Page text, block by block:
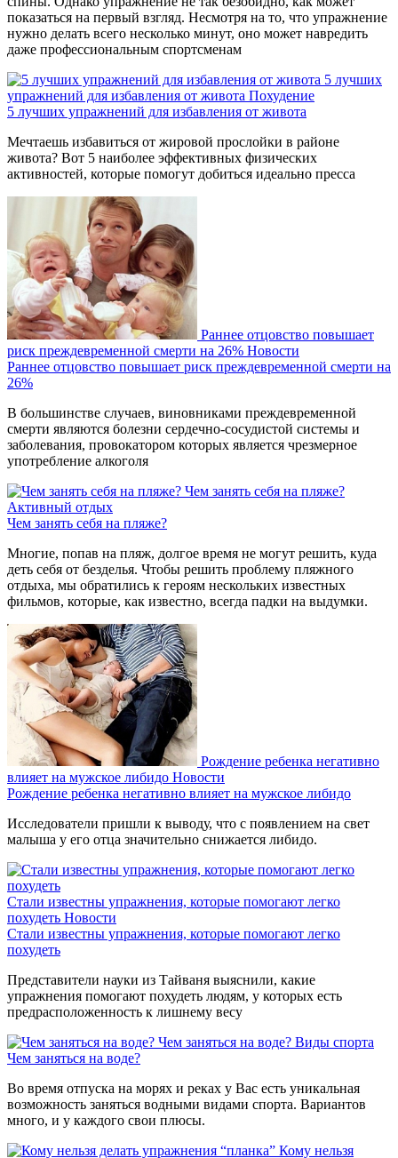
показаться на первый взгляд. Несмотря на то, что упражнение
нужно делать всего несколько минут, оно может навредить
даже профессиональным спортсменам
5 лучших
упражнений для избавления от живота Похудение
5 лучших упражнений для избавления от живота
Мечтаешь избавиться от жировой прослойки в районе
живота? Вот 5 наиболее эффективных физических
активностей, которые помогут добиться идеально пресса
Раннее отцовство повышает
риск преждевременной смерти на 26% Новости
Раннее отцовство повышает риск преждевременной смерти на
26%
В большинстве случаев, виновниками преждевременной
смерти являются болезни сердечно-сосудистой системы и
заболевания, провокатором которых является чрезмерное
употребление алкоголя
Чем занять себя на пляже?
Активный отдых
Чем занять себя на пляже?
Многие, попав на пляж, долгое время не могут решить, куда
деть себя от безделья. Чтобы решить проблему пляжного
отдыха, мы обратились к героям нескольких известных
фильмов, которые, как известно, всегда падки на выдумки.
Рождение ребенка негативно
влияет на мужское либидо Новости
Рождение ребенка негативно влияет на мужское либидо
Исследователи пришли к выводу, что с появлением на свет
малыша у его отца значительно снижается либидо.
Стали известны упражнения, которые помогают легко
похудеть Новости
Стали известны упражнения, которые помогают легко
похудеть
Представители науки из Тайваня выяснили, какие
упражнения помогают похудеть людям, у которых есть
предрасположенность к лишнему весу
Чем заняться на воде? Виды спорта
Чем заняться на воде?
Во время отпуска на морях и реках у Вас есть уникальная
возможность заняться водными видами спорта. Вариантов
много, и у каждого свои плюсы.
Кому нельзя